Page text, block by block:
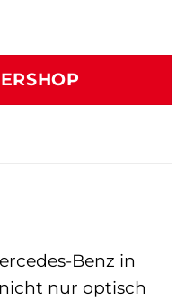
Benz in
nur optisch